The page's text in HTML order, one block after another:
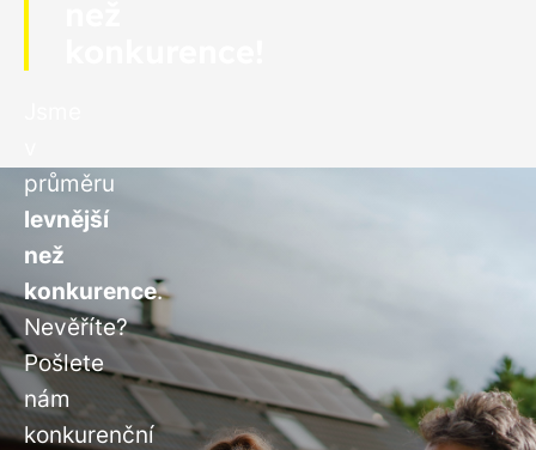
průměru
levnější
než
konkurence.
Nevěříte?
Pošlete
nám
konkurenční